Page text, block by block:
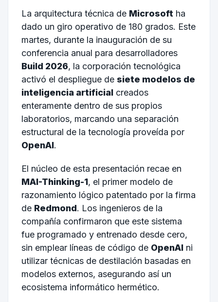
La arquitectura técnica de Microsoftha
dado un giro operativo de 180 grados. Este
martes, durante la inauguración de su
conferencia anual para desarrolladores
Build 2026, la corporación tecnológica
activó el despliegue de siete modelos de
inteligencia artificialcreados
enteramente dentro de sus propios
laboratorios, marcando una separación
estructural de la tecnología proveída por
OpenAI.
El núcleo de esta presentación recae en
MAI-Thinking-1, el primer modelo de
razonamiento lógico patentado por la firma
de Redmond. Los ingenieros de la
compañía confirmaron que este sistema
fue programado y entrenado desde cero,
sin emplear líneas de código de OpenAIni
utilizar técnicas de destilación basadas en
modelos externos, asegurando así un
ecosistema informático hermético.